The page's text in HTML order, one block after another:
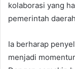
kolaborasi yang
pemerintah
Ia berharap
menjadi